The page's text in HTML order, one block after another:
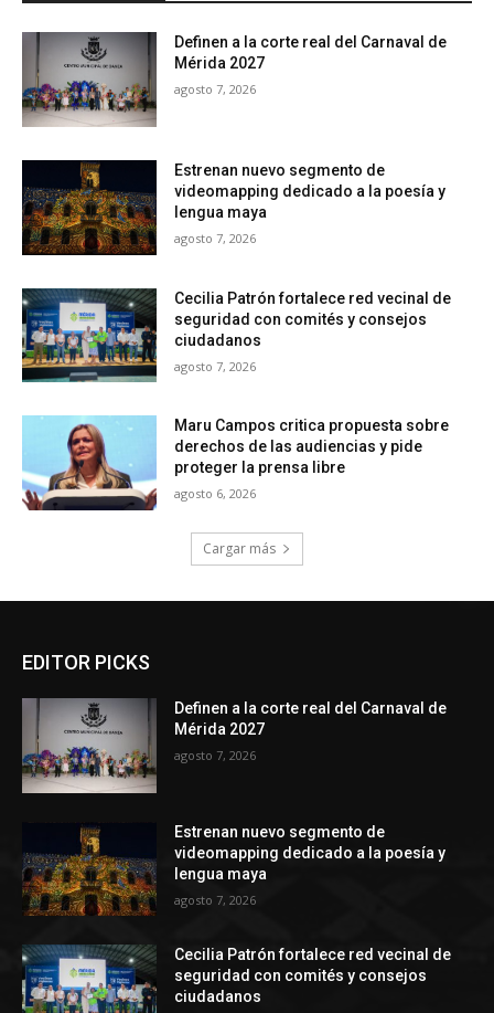
Definen a la corte real del Carnaval de
Mérida 2027
agosto 7, 2026
Estrenan nuevo segmento de
videomapping dedicado a la poesía y
lengua maya
agosto 7, 2026
Cecilia Patrón fortalece red vecinal de
seguridad con comités y consejos
ciudadanos
agosto 7, 2026
Maru Campos critica propuesta sobre
derechos de las audiencias y pide
proteger la prensa libre
agosto 6, 2026
Cargar más
EDITOR PICKS
Definen a la corte real del Carnaval de
Mérida 2027
agosto 7, 2026
Estrenan nuevo segmento de
videomapping dedicado a la poesía y
lengua maya
agosto 7, 2026
Cecilia Patrón fortalece red vecinal de
seguridad con comités y consejos
ciudadanos